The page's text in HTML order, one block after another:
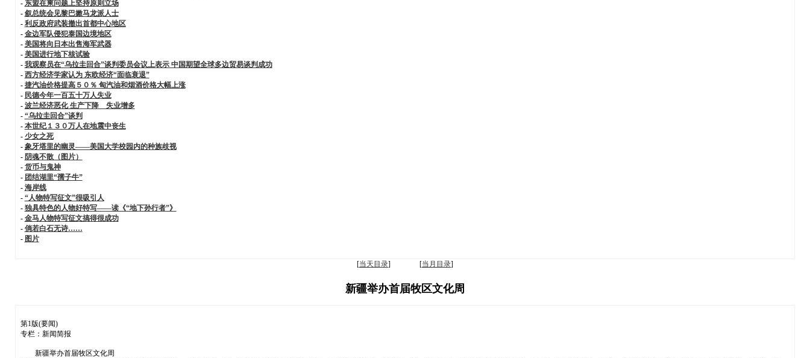
- 东盟在柬问题上坚持原则立场
- 叙总统会见黎巴嫩马龙派人士
- 利反政府武装撤出首都中心地区
- 金边军队侵犯泰国边境地区
- 美国将向日本出售海军武器
- 美国进行地下核试验
- 我观察员在“乌拉圭回合”谈判委员会议上表示 中国期望全球多边贸易谈判成功
- 西方经济学家认为 东欧经济“面临衰退”
- 捷汽油价格提高５０％ 匈汽油和烟酒价格大幅上涨
- 民德今年一百五十万人失业
- 波兰经济恶化 生产下降 失业增多
- “乌拉圭回合”谈判
- 本世纪１３０万人在地震中丧生
- 少女之死
- 象牙塔里的幽灵——美国大学校园内的种族歧视
- 阴魂不散（图片）
- 货币与鬼神
- 团结湖里“孺子牛”
- 海岸线
- “人物特写征文”很吸引人
- 独具特色的人物好特写——读《“地下孙行者”》
- 金马人物特写征文搞得很成功
- 倘若白石无诗……
- 图片
[当天目录] [当月目录]
新疆举办首届牧区文化周
第1版(要闻)
专栏：新闻简报
新疆举办首届牧区文化周